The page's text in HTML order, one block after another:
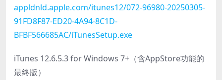
appldnld.apple.com/itunes12/072-96980-20250305-
91FD8F87-ED20-4A94-8C1D-
BFBF566685AC/iTunesSetup.exe
iTunes 12.6.5.3 for Windows 7+（含AppStore功能的
最终版）